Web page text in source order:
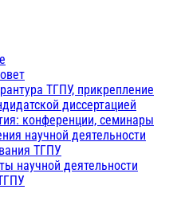
ТГПУ, прикрепление
диссертацией
конференции, семинары
научной деятельности
ТГПУ
научной деятельности